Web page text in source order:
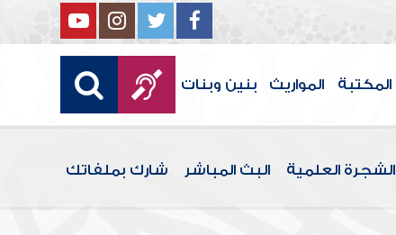
المكتبة المواريث بنين وبنات
الشجرة العلمية البث المباشر شارك بملفاتك